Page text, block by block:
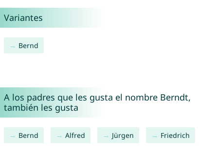
Variantes
Bernd
A los padres que les gusta el nombre Berndt,
también les gusta
Bernd Alfred Jürgen Friedrich